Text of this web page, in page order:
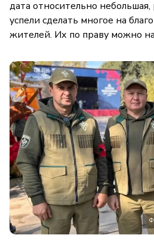
дата относительно
успели сделать многое на
жителей. Их по праву можно